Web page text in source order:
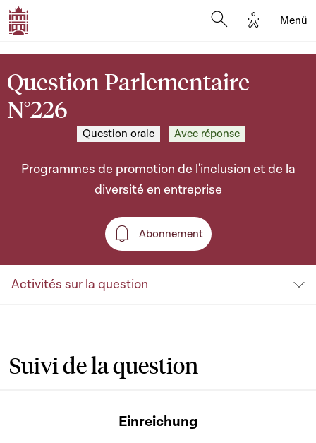
Options
Menü
Question Parlementaire
N°226
Question orale Avec réponse
Programmes de promotion de l'inclusion et de la
diversité en entreprise
Abonnement
Abonnement
Activités sur la question
Suivi de la question
Einreichung